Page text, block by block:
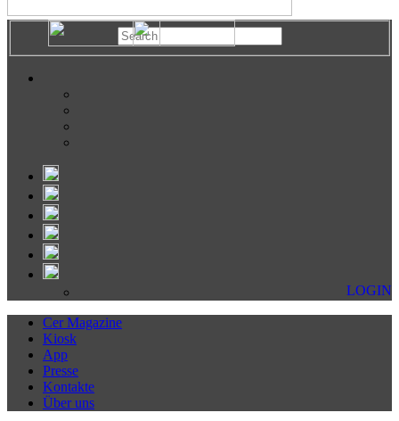
LOGIN
Cer Magazine
Kiosk
App
Presse
Kontakte
Über uns